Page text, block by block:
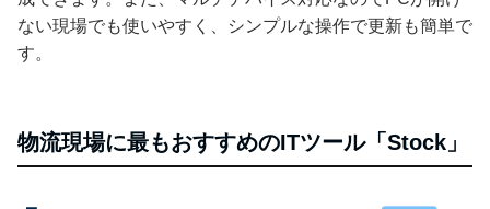
ない現場でも使いやすく、シンプルな操作で更新も簡単で
す。
物流現場に最もおすすめのITツール「Stock」